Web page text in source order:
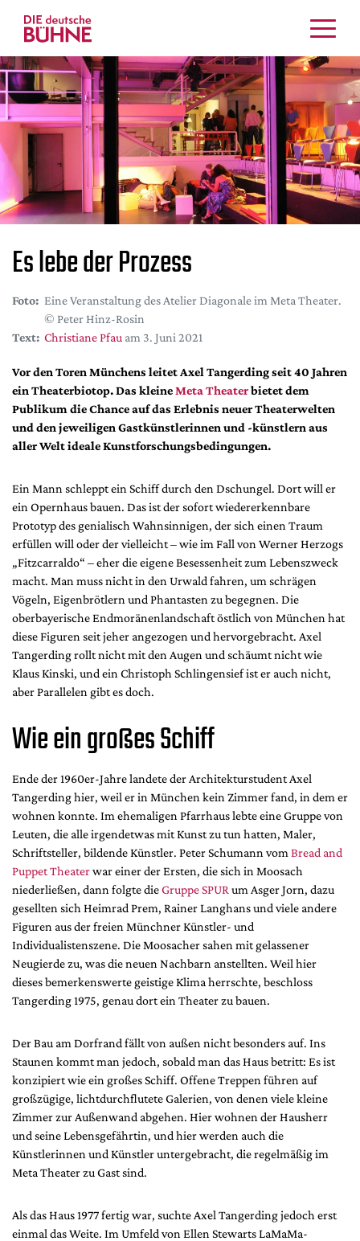
Kritiken
Schauspiel
Musiktheater
Tanz
Crossover
Bühnenwelt
Festivals & Veranstaltungen
Menschen & Theater
Themen
Internationales
Nachrufe
Medientipps
DdB-map
Kalender
Premierensuche
Festival-Planer
Hefte
Alle Hefte
Leseproben
Podcast
Service
Shop / Abo
Newsletter
Redaktion
Autor:innen
Mediadaten
Es lebe der Prozess
Foto: Eine Veranstaltung des Atelier Diagonale im Meta Theater.
© Peter Hinz-Rosin
Text: Christiane Pfau am 3. Juni 2021
Vor den Toren Münchens leitet Axel Tangerding seit 40 Jahren
ein Theaterbiotop. Das kleineMeta Theaterbietet dem
Publikum die Chance auf das Erlebnis neuer Theaterwelten
und den jeweiligen Gastkünstlerinnen und -künstlern aus
aller Welt ideale Kunstforschungsbedingungen.
Ein Mann schleppt ein Schiff durch den Dschungel. Dort will er
ein Opernhaus bauen. Das ist der sofort wiedererkennbare
Prototyp des genialisch Wahnsinnigen, der sich einen Traum
erfüllen will oder der vielleicht – wie im Fall von Werner Herzogs
„Fitzcarraldo“ – eher die eigene Besessenheit zum Lebenszweck
macht. Man muss nicht in den Urwald fahren, um schrägen
Vögeln, Eigenbrötlern und Phantasten zu begegnen. Die
oberbayerische Endmoränenlandschaft östlich von München hat
diese Figuren seit jeher angezogen und hervorgebracht. Axel
Tangerding rollt nicht mit den Augen und schäumt nicht wie
Klaus Kinski, und ein Christoph Schlingensief ist er auch nicht,
aber Parallelen gibt es doch.
Wie ein großes Schiff
Ende der 1960er-Jahre landete der Architekturstudent Axel
Tangerding hier, weil er in München kein Zimmer fand, in dem er
wohnen konnte. Im ehemaligen Pfarrhaus lebte eine Gruppe von
Leuten, die alle irgendetwas mit Kunst zu tun hatten, Maler,
Schriftsteller, bildende Künstler. Peter Schumann vom Bread and
Puppet Theaterwar einer der Ersten, die sich in Moosach
niederließen, dann folgte dieGruppe SPUR um Asger Jorn, dazu
gesellten sich Heimrad Prem, Rainer Langhans und viele andere
Figuren aus der freien Münchner Künstler- und
Individualistenszene. Die Moosacher sahen mit gelassener
Neugierde zu, was die neuen Nachbarn anstellten. Weil hier
dieses bemerkenswerte geistige Klima herrschte, beschloss
Tangerding 1975, genau dort ein Theater zu bauen.
Der Bau am Dorfrand fällt von außen nicht besonders auf. Ins
Staunen kommt man jedoch, sobald man das Haus betritt: Es ist
konzipiert wie ein großes Schiff. Offene Treppen führen auf
großzügige, lichtdurchflutete Galerien, von denen viele kleine
Zimmer zur Außenwand abgehen. Hier wohnen der Hausherr
und seine Lebensgefährtin, und hier werden auch die
Künstlerinnen und Künstler untergebracht, die regelmäßig im
Meta Theater zu Gast sind.
Als das Haus 1977 fertig war, suchte Axel Tangerding jedoch erst
einmal das Weite. Im Umfeld von Ellen Stewarts LaMaMa-